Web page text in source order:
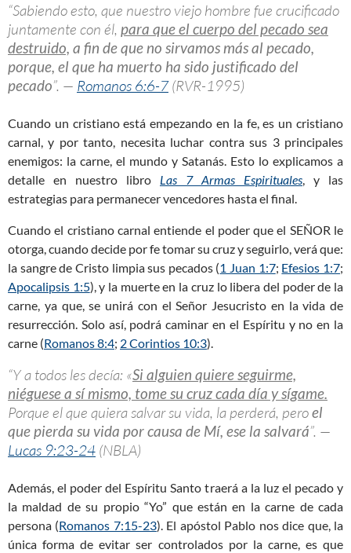
“Sabiendo esto, que nuestro viejo hombre fue crucificado
juntamente con él, para que el cuerpo del pecado sea
destruido, a fin de que no sirvamos más al pecado,
porque, el que ha muerto ha sido justificado del
pecado”. — Romanos 6:6-7(RVR-1995)
Cuando un cristiano está empezando en la fe, es un cristiano
carnal, y por tanto, necesita luchar contra sus 3 principales
enemigos: la carne, el mundo y Satanás. Esto lo explicamos a
detalle en nuestro libro Las 7 Armas Espirituales, y las
estrategias para permanecer vencedores hasta el final.
Cuando el cristiano carnal entiende el poder que el SEÑOR le
otorga, cuando decide por fe tomar su cruz y seguirlo, verá que:
la sangre de Cristo limpia sus pecados (1 Juan 1:7; Efesios 1:7;
Apocalipsis 1:5), y la muerte en la cruz lo libera del poder de la
carne, ya que, se unirá con el Señor Jesucristo en la vida de
resurrección. Solo así, podrá caminar en el Espíritu y no en la
carne (Romanos 8:4; 2 Corintios 10:3).
“Y a todos les decía: «Si alguien quiere seguirme,
niéguese a sí mismo, tome su cruz cada día y sígame.
Porque el que quiera salvar su vida, la perderá, peroel
que pierda su vida por causa de Mí, ese la salvará”. —
Lucas 9:23-24 (NBLA)
Además, el poder del Espíritu Santo traerá a la luz el pecado y
la maldad de su propio “Yo” que están en la carne de cada
persona (Romanos 7:15-23). El apóstol Pablo nos dice que, la
única forma de evitar ser controlados por la carne, es que